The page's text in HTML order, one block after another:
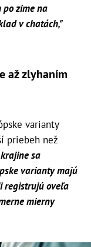
zime na
v chatách,"
až zlyhaním
varianty
priebeh než
sa
varianty majú
registrujú oveľa
mierny